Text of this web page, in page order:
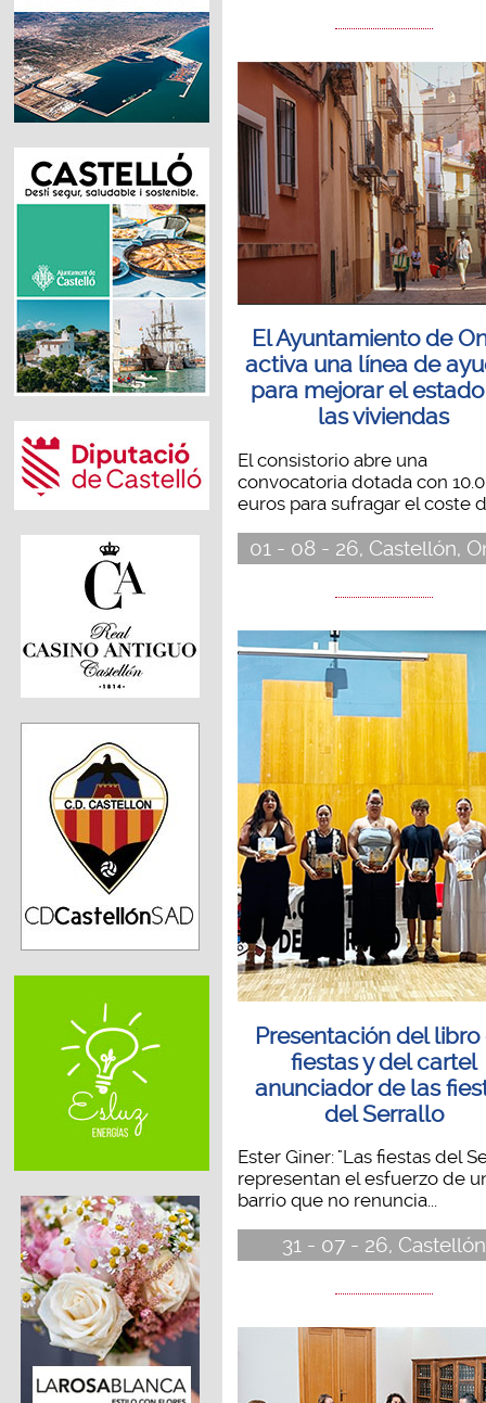
El Ayuntamiento de
activa una línea de
para mejorar el
las viviendas
El consistorio abre una
convocatoria dotada con
euros para sufragar el coste
01 - 08 - 26, Castellón,
Presentación del libro
fiestas y del cartel
anunciador de las
del Serrallo
Ester Giner: "Las fiestas del
representan el esfuerzo de
barrio que no renuncia...
31 - 07 - 26, Castellón